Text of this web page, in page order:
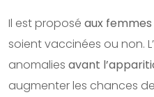
Il est proposé aux femmes
soient vaccinées ou non.
anomalies avant
augmenter les chances